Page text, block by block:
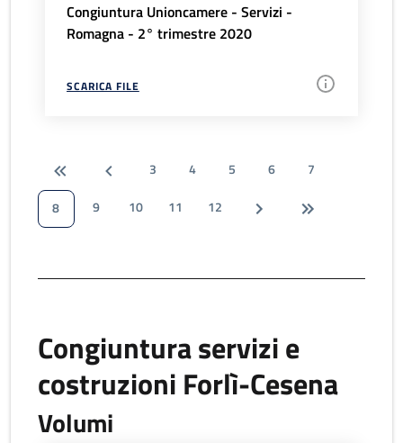
Congiuntura Unioncamere - Servizi -
Romagna - 2° trimestre 2020
SCARICA FILE
3 4 5 6
7
8
9 10 11 12
Congiuntura servizi e
costruzioni Forlì-Cesena
Volumi